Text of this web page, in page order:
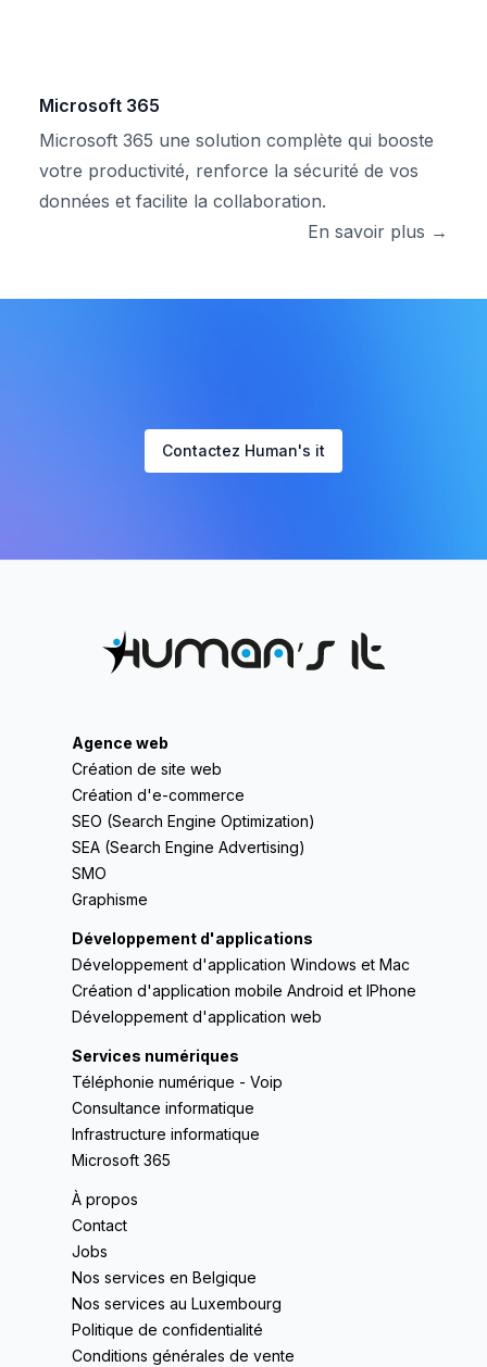
Microsoft 365
Microsoft 365 une solution complète qui booste
votre productivité, renforce la sécurité de vos
données et facilite la collaboration.
En savoir plus →
Contactez Human's it
Agence web
Création de site web
Création d'e-commerce
SEO (Search Engine Optimization)
SEA (Search Engine Advertising)
SMO
Graphisme
Développement d'applications
Développement d'application Windows et Mac
Création d'application mobile Android et IPhone
Développement d'application web
Services numériques
Téléphonie numérique - Voip
Consultance informatique
Infrastructure informatique
Microsoft 365
À propos
Contact
Jobs
Nos services en Belgique
Nos services au Luxembourg
Politique de confidentialité
Conditions générales de vente